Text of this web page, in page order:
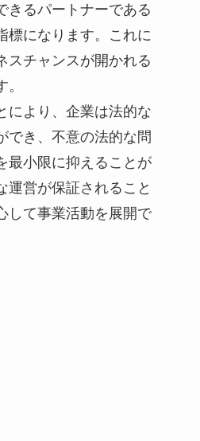
きるパートナーである
標になります。これに
スチャンスが開かれる
により、企業は法的な
でき、不意の法的な問
最小限に抑えることが
運営が保証されること
して事業活動を展開で